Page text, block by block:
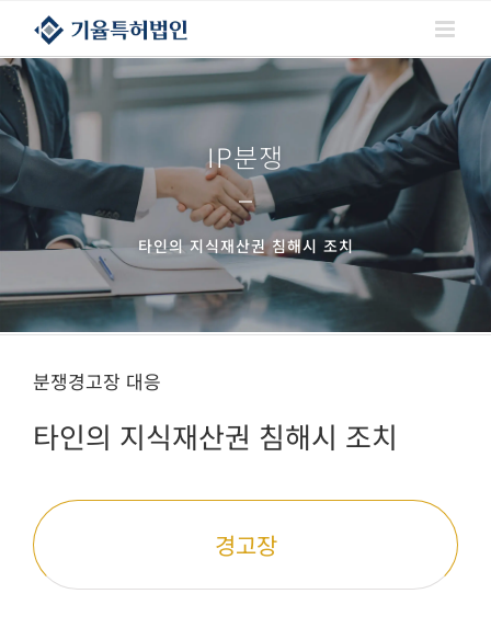
콘텐츠로
건너뛰기
IP분쟁
타인의 지식재산권 침해시 조치
분쟁경고장 대응
타인의 지식재산권 침해시 조치
경고장